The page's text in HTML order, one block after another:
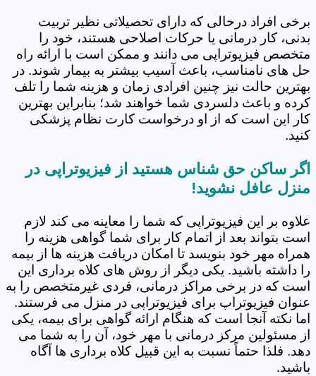
برخی افراد درحالی که دارای تحصیلاتی نظیر تربیت
بدنی، کار درمانی یا حرکات اصلاحی هستند، خود را
متخصص فیزیوتراپی می دانند و ممکن است با ارائه راه
حل های نامناسب، باعث آسیب بیشتر به بیمار شوند. در
بهترین حالت نیز چنین افرادی زمان و هزینه شما را تلف
کرده و باعث دلسردی شما خواهند شد؛ بنابراین بهترین
کار این است که از او درخواست کارت نظام پزشکی
کنید.
اگر ساکن حق شناس هستید از فیزیوتراپی در
منزل عافل نشوید!
علاوه بر این فیزیوتراپی که شما را معاینه می کند لازم
است بتواند بعد از اتمام کار برای شما گواهی هزینه را
همراه مهر خود بنویسد تا امکان دریافت هزینه ها از بیمه
را داشته باشید. یکی دیگر از روش های کلاه برداری این
است که در برخی مراکز درمانی، فردی غیرمتخصص را به
عنوان فیزیوتراپ برای فیزیوتراپی در منزل می فرستند.
اما نکته آنجا است که هنگام ارائه گواهی برای بیمه، یکی
از مسئولین مرکز درمانی با مهر خود، آن را به شما می
دهد. فلذا حتماً نسبت به این قبیل کلاه برداری ها آگاه
باشید.